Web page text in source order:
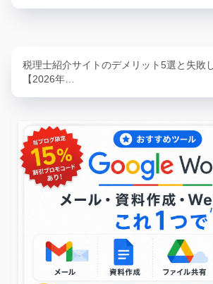
税理士紹介サイトのデメリット5選と失敗
【2026年…